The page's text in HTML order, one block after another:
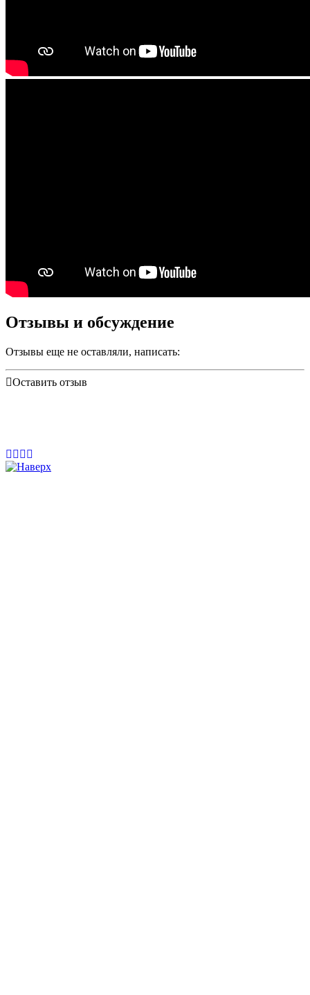
Отзывы и обсуждение
Отзывы еще не оставляли, написать:
Оставить отзыв